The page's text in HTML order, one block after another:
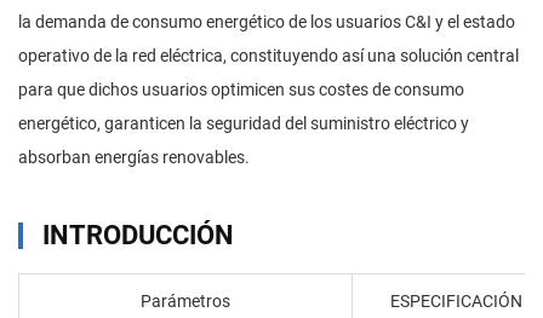
la demanda de consumo energético de los usuarios C&I y el estado
operativo de la red eléctrica, constituyendo así una solución central
para que dichos usuarios optimicen sus costes de consumo
energético, garanticen la seguridad del suministro eléctrico y
absorban energías renovables.
INTRODUCCIÓN
Parámetros ESPECIFICACIÓN